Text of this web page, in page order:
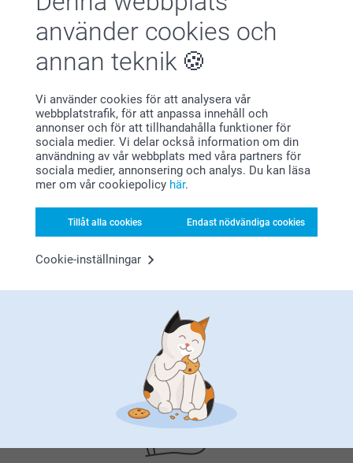
använder cookies och
annan teknik
Vi använder cookies för att analysera vår
webbplatstrafik, för att anpassa innehåll och
annonser och för att tillhandahålla funktioner för
sociala medier. Vi delar också information om din
användning av vår webbplats med våra partners för
sociala medier, annonsering och analys. Du kan läsa
mer om vår cookiepolicy här.
Tillåt alla cookies Endast nödvändiga cookies
Cookie-inställningar
Visa mer
Relaterade produkter
Flasketiketter - 6st
79,00
(305 omdömen)
Vinglas
329,00
(4 omdömen)
Skärbräda i trä
Från 289,00
(19 omdömen)
Glasunderlägg med kork
-6st
2 varianter
Från 319,00
smartphoto